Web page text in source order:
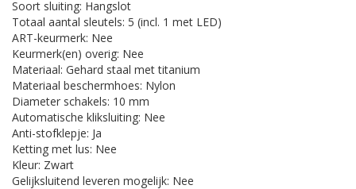
Soort sluiting: Hangslot
Totaal aantal sleutels: 5 (incl. 1 met LED)
ART-keurmerk: Nee
Keurmerk(en) overig: Nee
Materiaal: Gehard staal met titanium
Materiaal beschermhoes: Nylon
Diameter schakels: 10 mm
Automatische kliksluiting: Nee
Anti-stofklepje: Ja
Ketting met lus: Nee
Kleur: Zwart
Gelijksluitend leveren mogelijk: Nee